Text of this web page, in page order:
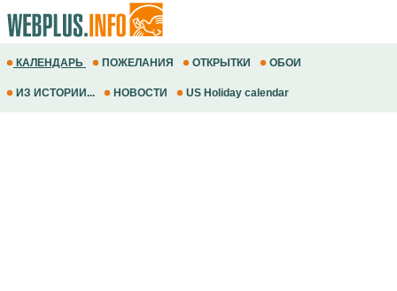
КАЛЕНДАРЬ ПОЖЕЛАНИЯ ОТКРЫТКИ ОБОИ
ИЗ ИСТОРИИ... НОВОСТИ US Holiday calendar